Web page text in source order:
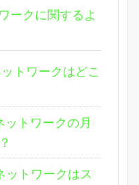
ークに関するよ
トワークはどこ
ットワークの月
ットワークはス